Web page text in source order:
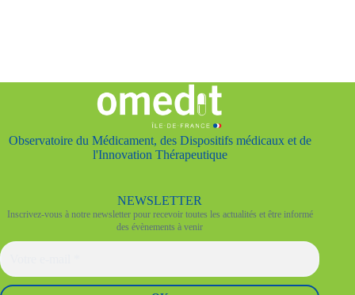
Observatoire du Médicament, des Dispositifs médicaux et de
l'Innovation Thérapeutique
NEWSLETTER
Inscrivez-vous à notre newsletter pour recevoir toutes les actualités et être informé
des évènements à venir